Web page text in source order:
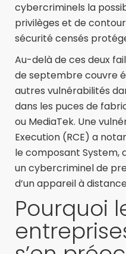
cybercriminels la
privilèges et de
sécurité censés
Au-delà de ces deux
de septembre couvre
autres vulnérabilités
dans les puces de
ou MediaTek. Une
Execution (RCE) a
le composant System,
un cybercriminel de
d’un appareil à
Pourquoi